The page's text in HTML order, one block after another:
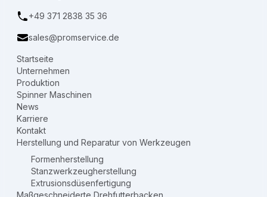
+49 371 2838 35 36
sales@promservice.de
Startseite
Unternehmen
Produktion
Spinner Maschinen
News
Karriere
Kontakt
Herstellung und Reparatur von Werkzeugen
Formenherstellung
Stanzwerkzeugherstellung
Extrusionsdüsenfertigung
Maßgeschneiderte Drehfutterbacken